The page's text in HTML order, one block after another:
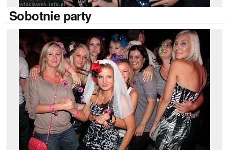
Sobotnieparty